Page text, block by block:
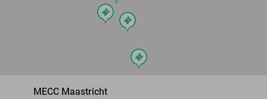
events
events
events
MECC Maastricht